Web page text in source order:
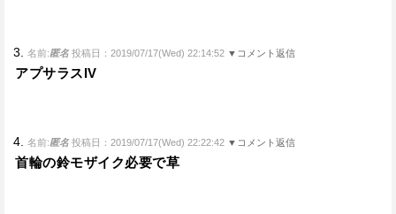
3. 名前:匿名 投稿日：2019/07/17(Wed) 22:14:52 ▼コメント返信
アプサラスIV
4. 名前:匿名 投稿日：2019/07/17(Wed) 22:22:42 ▼コメント返信
首輪の鈴モザイク必要で草